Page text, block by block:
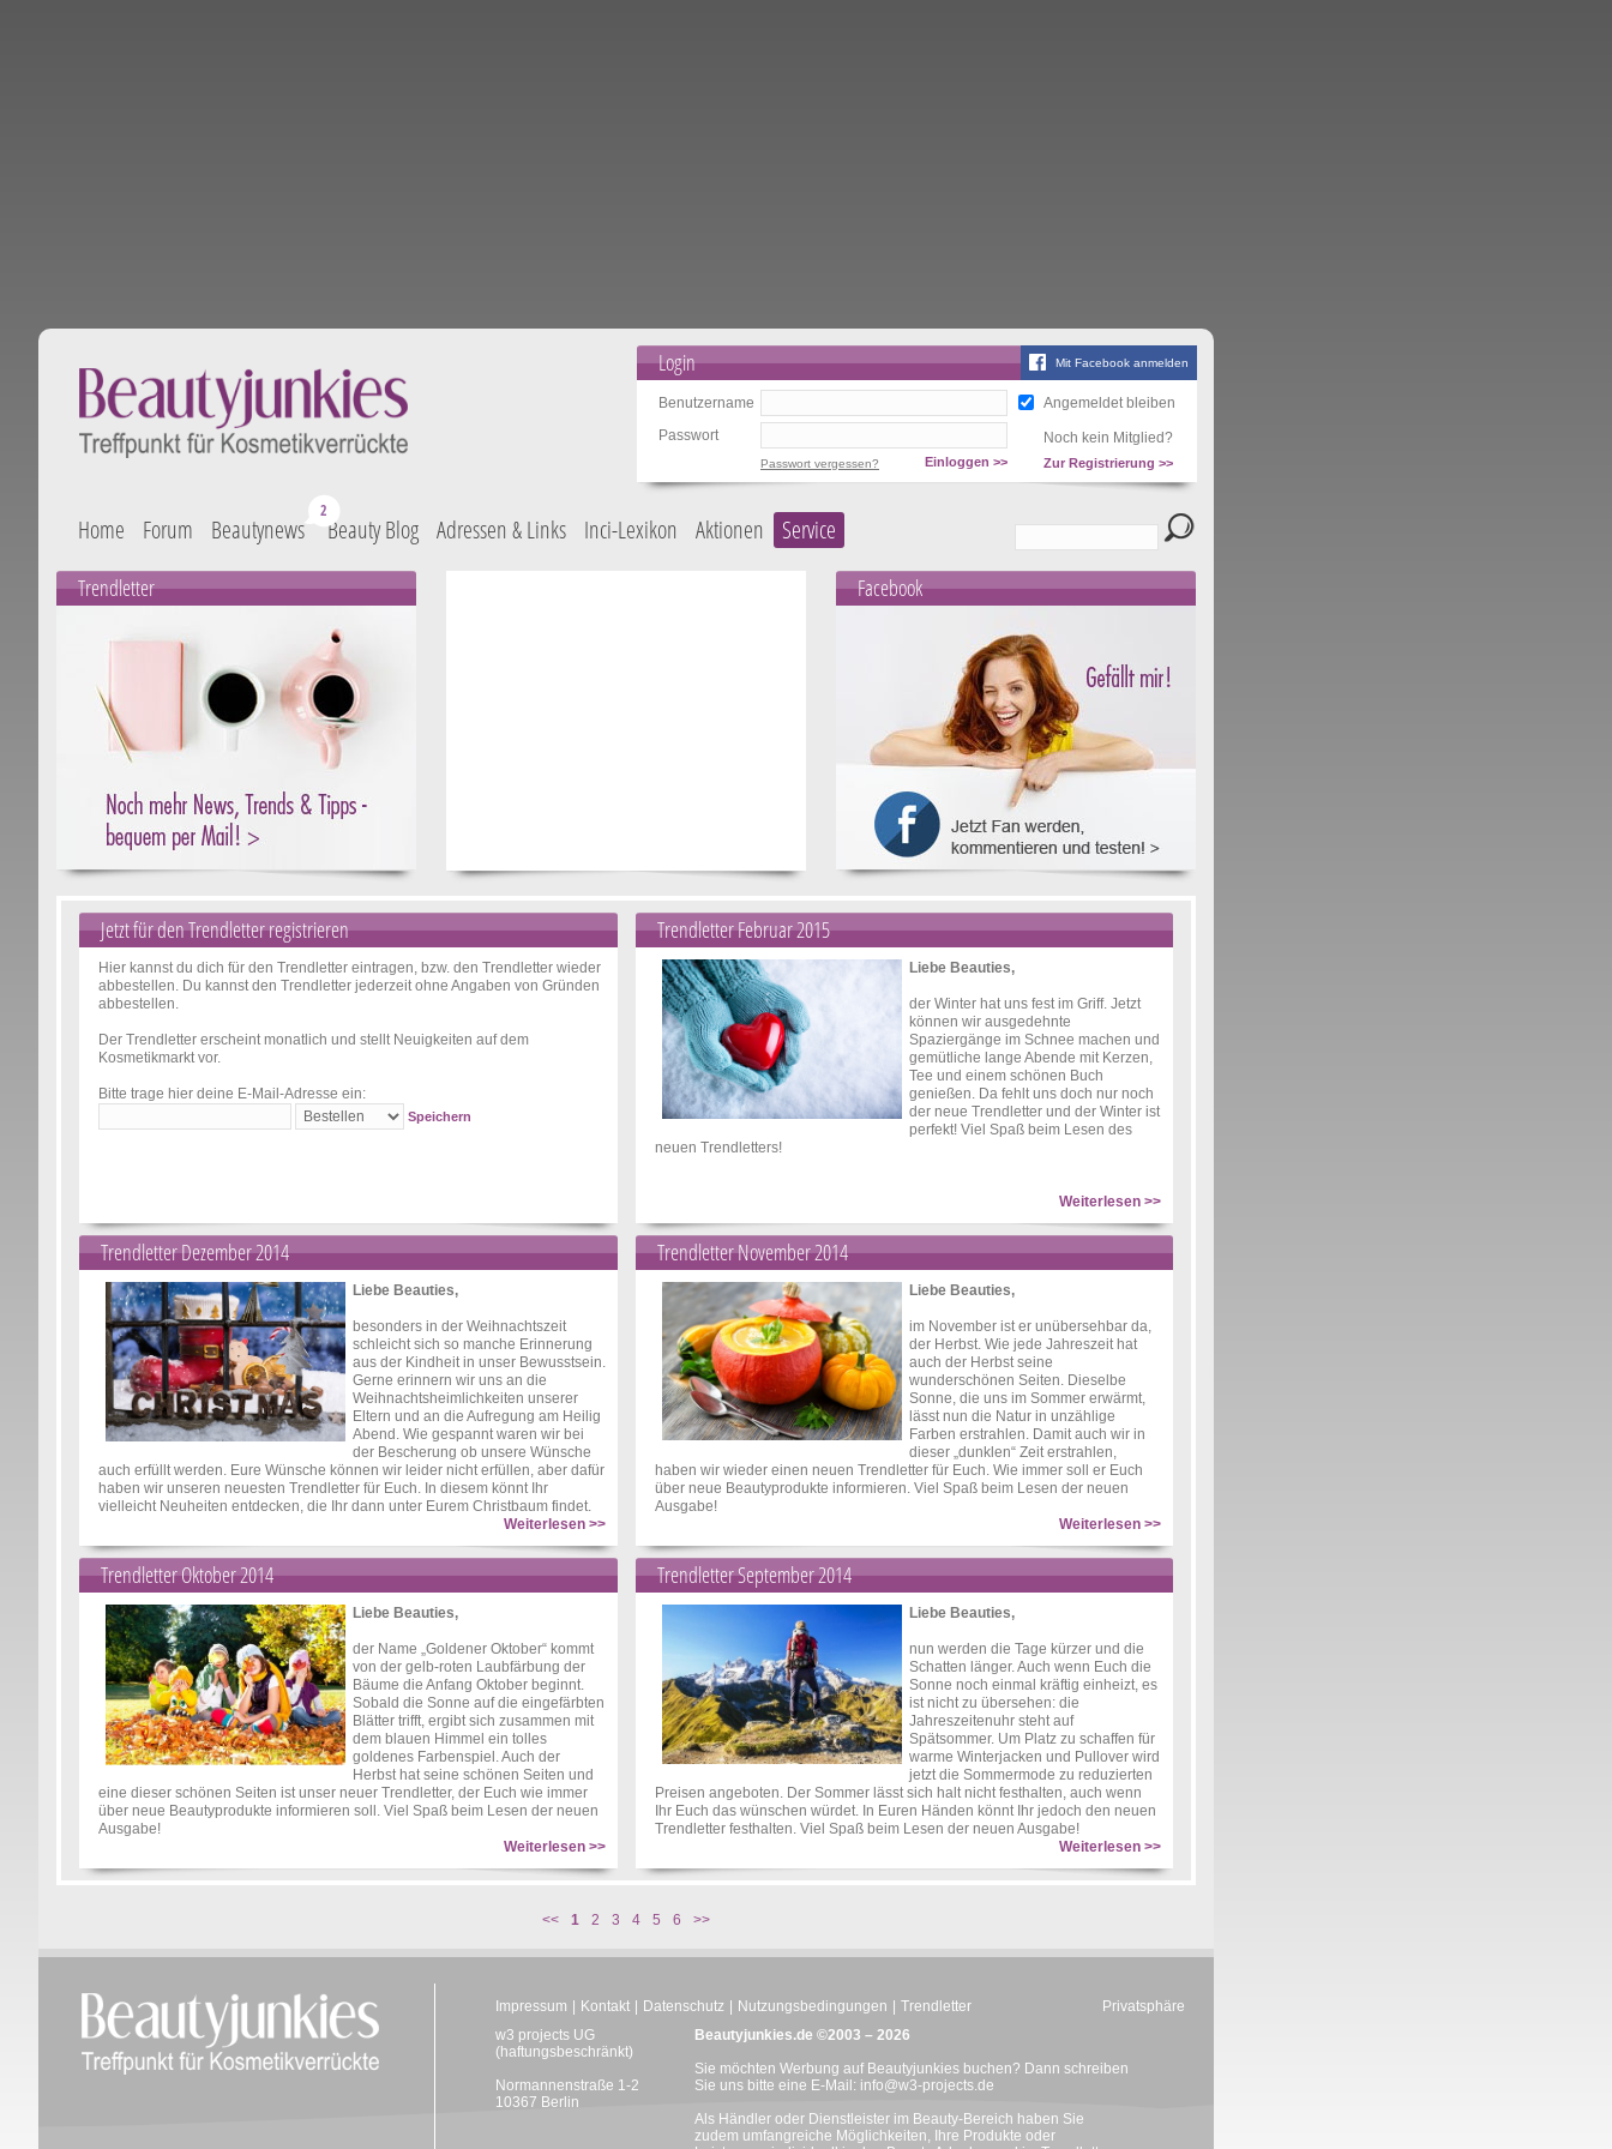
Mit Facebook anmelden
Login
Benutzername
Angemeldet bleiben
Passwort
Noch kein Mitglied?
Einloggen >>
Passwort vergessen? Zur Registrierung >>
Home Forum Beautynews Beauty Blog Adressen & Links Inci-Lexikon Aktionen Service
Trendletter Facebook
Jetzt für den Trendletter registrieren
Hier kannst du dich für den Trendletter eintragen, bzw. den Trendletter wieder
abbestellen. Du kannst den Trendletter jederzeit ohne Angaben von Gründen
abbestellen.
Der Trendletter erscheint monatlich und stellt Neuigkeiten auf dem
Kosmetikmarkt vor.
Bitte trage hier deine E-Mail-Adresse ein:
Speichern
Trendletter Februar 2015
Liebe Beauties,
der Winter hat uns fest im Griff. Jetzt
können wir ausgedehnte
Spaziergänge im Schnee machen und
gemütliche lange Abende mit Kerzen,
Tee und einem schönen Buch
genießen. Da fehlt uns doch nur noch
der neue Trendletter und der Winter ist
perfekt! Viel Spaß beim Lesen des
neuen Trendletters!
Weiterlesen >>
Trendletter Dezember 2014
Liebe Beauties,
besonders in der Weihnachtszeit
schleicht sich so manche Erinnerung
aus der Kindheit in unser Bewusstsein.
Gerne erinnern wir uns an die
Weihnachtsheimlichkeiten unserer
Eltern und an die Aufregung am Heilig
Abend. Wie gespannt waren wir bei
der Bescherung ob unsere Wünsche
auch erfüllt werden. Eure Wünsche können wir leider nicht erfüllen, aber dafür
haben wir unseren neuesten Trendletter für Euch. In diesem könnt Ihr
vielleicht Neuheiten entdecken, die Ihr dann unter Eurem Christbaum findet.
Weiterlesen >>
Trendletter November 2014
Liebe Beauties,
im November ist er unübersehbar da,
der Herbst. Wie jede Jahreszeit hat
auch der Herbst seine
wunderschönen Seiten. Dieselbe
Sonne, die uns im Sommer erwärmt,
lässt nun die Natur in unzählige
Farben erstrahlen. Damit auch wir in
dieser „dunklen“ Zeit erstrahlen,
haben wir wieder einen neuen Trendletter für Euch. Wie immer soll er Euch
über neue Beautyprodukte informieren. Viel Spaß beim Lesen der neuen
Ausgabe!
Weiterlesen >>
Trendletter Oktober 2014
Liebe Beauties,
der Name „Goldener Oktober“ kommt
von der gelb-roten Laubfärbung der
Bäume die Anfang Oktober beginnt.
Sobald die Sonne auf die eingefärbten
Blätter trifft, ergibt sich zusammen mit
dem blauen Himmel ein tolles
goldenes Farbenspiel. Auch der
Herbst hat seine schönen Seiten und
eine dieser schönen Seiten ist unser neuer Trendletter, der Euch wie immer
über neue Beautyprodukte informieren soll. Viel Spaß beim Lesen der neuen
Ausgabe!
Weiterlesen >>
Trendletter September 2014
Liebe Beauties,
nun werden die Tage kürzer und die
Schatten länger. Auch wenn Euch die
Sonne noch einmal kräftig einheizt, es
ist nicht zu übersehen: die
Jahreszeitenuhr steht auf
Spätsommer. Um Platz zu schaffen für
warme Winterjacken und Pullover wird
jetzt die Sommermode zu reduzierten
Preisen angeboten. Der Sommer lässt sich halt nicht festhalten, auch wenn
Ihr Euch das wünschen würdet. In Euren Händen könnt Ihr jedoch den neuen
Trendletter festhalten. Viel Spaß beim Lesen der neuen Ausgabe!
Weiterlesen >>
<< 1 2 3 4 5 6 >>
Privatsphäre
Impressum Kontakt Datenschutz Nutzungsbedingungen
Trendletter
w3 projects UG
(haftungsbeschränkt)
Normannenstraße 1-2
10367 Berlin
Beautyjunkies.de ©2003 – 2026
Sie möchten Werbung auf Beautyjunkies buchen? Dann schreiben
Sie uns bitte eine E-Mail: info@w3-projects.de
Als Händler oder Dienstleister im Beauty-Bereich haben Sie
zudem umfangreiche Möglichkeiten, Ihre Produkte oder